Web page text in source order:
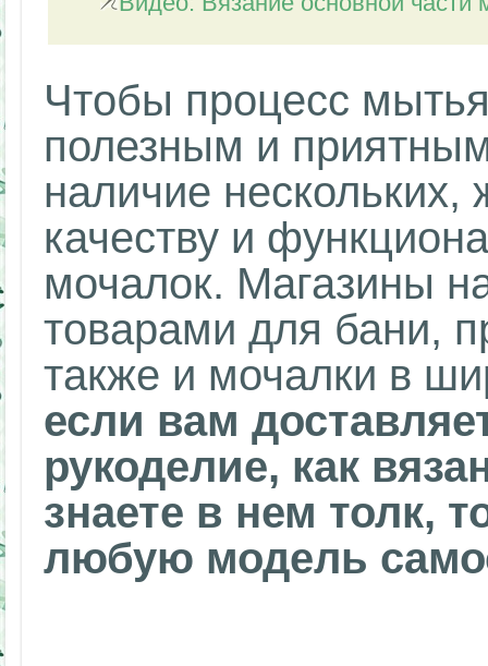
Чтобы процесс
полезным и
наличие
качеству и
мочалок. Магазины
товарами для бани,
также и мочалки в
если вам
рукоделие, как
знаете в нем толк,
любую модель